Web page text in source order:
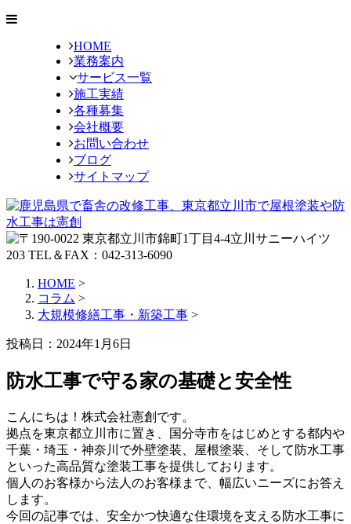
HOME
業務案内
サービス一覧
施工実績
各種募集
会社概要
お問い合わせ
ブログ
サイトマップ
HOME >
コラム >
大規模修繕工事・新築工事 >
投稿日：2024年1月6日
防水工事で守る家の基礎と安全性
こんにちは！株式会社憲創です。
拠点を東京都立川市に置き、国分寺市をはじめとする都内や
千葉・埼玉・神奈川で外壁塗装、屋根塗装、そして防水工事
といった高品質な塗装工事を提供しております。
個人のお客様から法人のお客様まで、幅広いニーズにお答え
します。
今回の記事では、安全かつ快適な住環境を支える防水工事に